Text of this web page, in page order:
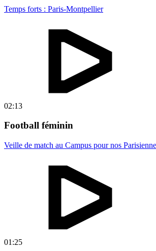
Temps forts : Paris-Montpellier
02:13
Football féminin
Veille de match au Campus pour nos
01:25